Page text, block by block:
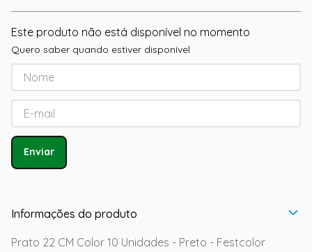
Este produto não está disponível no momento
Quero saber quando estiver disponível
Enviar
Informações do produto
Prato 22 CM Color 10 Unidades - Preto - Festcolor